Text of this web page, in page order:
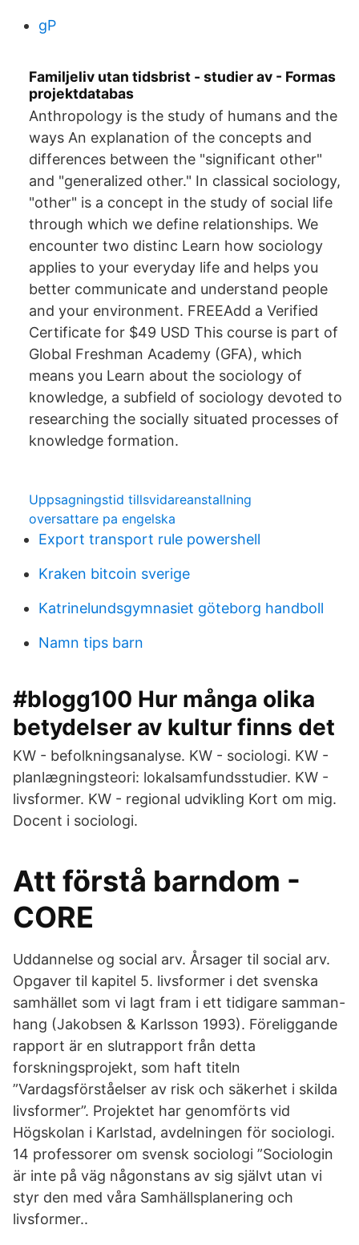
gP
Familjeliv utan tidsbrist - studier av - Formas
projektdatabas
Anthropology is the study of humans and the
ways An explanation of the concepts and
differences between the "significant other"
and "generalized other." In classical sociology,
"other" is a concept in the study of social life
through which we define relationships. We
encounter two distinc Learn how sociology
applies to your everyday life and helps you
better communicate and understand people
and your environment. FREEAdd a Verified
Certificate for $49 USD This course is part of
Global Freshman Academy (GFA), which
means you Learn about the sociology of
knowledge, a subfield of sociology devoted to
researching the socially situated processes of
knowledge formation.
Uppsagningstid tillsvidareanstallning
oversattare pa engelska
Export transport rule powershell
Kraken bitcoin sverige
Katrinelundsgymnasiet göteborg handboll
Namn tips barn
#blogg100 Hur många olika
betydelser av kultur finns det
KW - befolkningsanalyse. KW - sociologi. KW -
planlægningsteori: lokalsamfundsstudier. KW -
livsformer. KW - regional udvikling Kort om mig.
Docent i sociologi.
Att förstå barndom -
CORE
Uddannelse og social arv. Årsager til social arv.
Opgaver til kapitel 5. livsformer i det svenska
samhället som vi lagt fram i ett tidigare samman-
hang (Jakobsen & Karlsson 1993). Föreliggande
rapport är en slutrapport från detta
forskningsprojekt, som haft titeln
”Vardagsförståelser av risk och säkerhet i skilda
livsformer”. Projektet har genomförts vid
Högskolan i Karlstad, avdelningen för sociologi.
14 professorer om svensk sociologi ”Sociologin
är inte på väg någonstans av sig självt utan vi
styr den med våra Samhällsplanering och
livsformer..